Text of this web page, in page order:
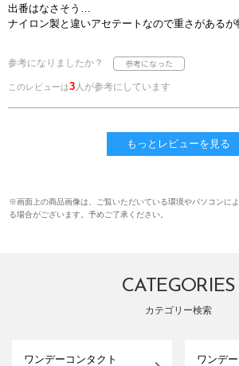
出番はなさそう…
ナイロン製と違いアセテートなので重さがあるが
参考になりましたか？
このレビューは3 人が参考にしています
もっとレビューを見る
※画面上の商品画像は、ご覧いただいている環境やパソコンに
る場合がございます。予めご了承ください。
CATEGORIES
カテゴリー検索
ワンデーコンタクト
ワンデ